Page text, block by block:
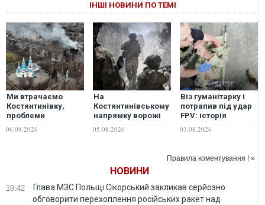
ІНШІ НОВИНИ ПО ТЕМІ
Ми втрачаємо
Костянтинівку,
проблеми
Краматорсько-
06.08.2026
На
Костянтинівському
напрямку ворожі
завжди несуть із
05.08.2026
Віз гуманітарку і
потрапив під удар
FPV: історія
річного
своїх
03.08.2026
Правила коментування ! »
НОВИНИ
19:42
Глава МЗС Польщі Сікорський закликав серйозно
обговорити перехоплення російських ракет над